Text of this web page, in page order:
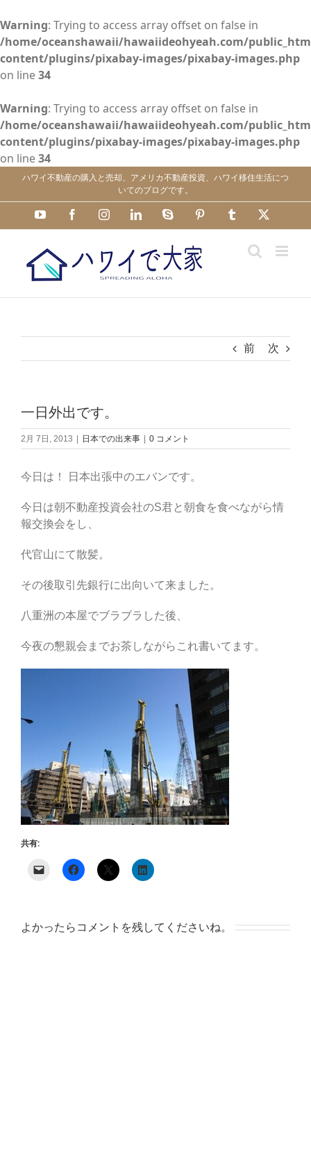
Warning: Trying to access array offset on false in
/home/oceanshawaii/hawaiideohyeah.com/
content/plugins/pixabay-images/pixabay-images.php
on line34
Warning: Trying to access array offset on false in
/home/oceanshawaii/hawaiideohyeah.com/
content/plugins/pixabay-images/pixabay-images.php
on line34
content
ハワイ不動産の購入と売却、アメリカ不動産投資、ハワイ移住生活につ
いてのブログです。
YouTube FacebookInstagramLinkedInSkype Pinterest Tumblr
前 次
一日外出です。
2月 7日, 2013 日本での出来事 0 コメント
今日は！ 日本出張中のエバンです。
今日は朝不動産投資会社のS君と朝食を食べながら情
報交換会をし、
代官山にて散髪。
その後取引先銀行に出向いて来ました。
八重洲の本屋でブラブラした後、
今夜の懇親会までお茶しながらこれ書いてます。
共有:
よかったらコメントを残してくださいね。